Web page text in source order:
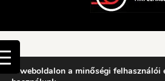
A weboldalon a minőségi felhasználói